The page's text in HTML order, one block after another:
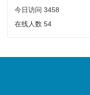
今日访问 3458
在线人数 54